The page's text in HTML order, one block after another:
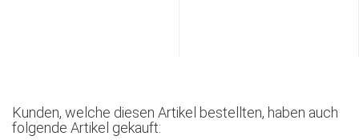
Kunden, welche diesen Artikel bestellten, haben auch
folgende Artikel gekauft: